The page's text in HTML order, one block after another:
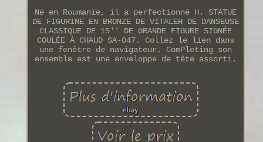
Né en Roumanie, il a perfectionné H. STATUE
DE FIGURINE EN BRONZE DE VITALEH DE DANSEUSE
CLASSIQUE DE 15'' DE GRANDE FIGURE SIGNÉE
COULÉE À CHAUD SA-047. Collez le lien dans
une fenêtre de navigateur. ComPleting son
ensemble est une enveloppe de tête assorti.